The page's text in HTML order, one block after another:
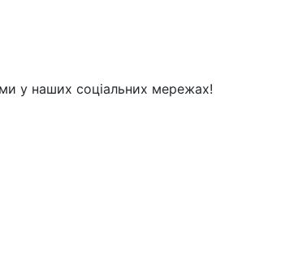
у наших соціальних мережах!